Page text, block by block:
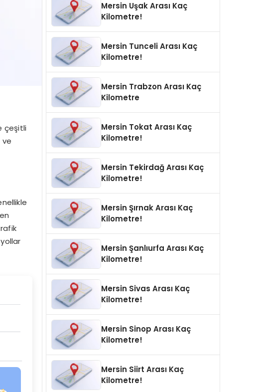
çeşitli
ve
Mersin Uşak Arası Kaç
Kilometre!
Mersin Tunceli Arası Kaç
Kilometre!
Mersin Trabzon Arası Kaç
Kilometre
Mersin Tokat Arası Kaç
Kilometre!
Mersin Tekirdağ Arası Kaç
Kilometre!
Mersin Şırnak Arası Kaç
Kilometre!
Mersin Şanlıurfa Arası Kaç
Kilometre!
Mersin Sivas Arası Kaç
Kilometre!
Mersin Sinop Arası Kaç
Kilometre!
Mersin Siirt Arası Kaç
Kilometre!